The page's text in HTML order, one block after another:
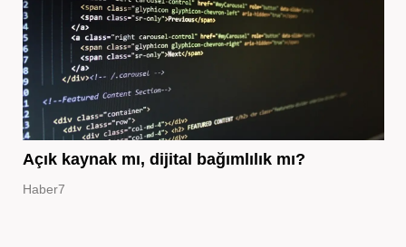
Açık kaynak mı, dijital bağımlılık mı?
Haber7